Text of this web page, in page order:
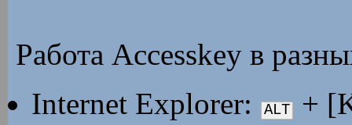
Работа Accesskey в
Internet Explorer:
ALT
+